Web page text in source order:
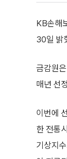
KB손해
30일 밝
금감원
매년 선
이번에
한 전통
기상지